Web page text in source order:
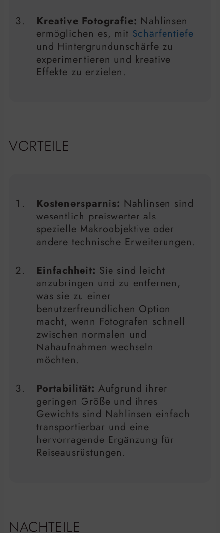
Kreative Fotografie: Nahlinsen
ermöglichen es, mit Schärfentiefe
und Hintergrundunschärfe zu
experimentieren und kreative
Effekte zu erzielen.
VORTEILE
Kostenersparnis: Nahlinsen sind
wesentlich preiswerter als
spezielle Makroobjektive oder
andere technische Erweiterungen.
Einfachheit: Sie sind leicht
anzubringen und zu entfernen,
was sie zu einer
benutzerfreundlichen Option
macht, wenn Fotografen schnell
zwischen normalen und
Nahaufnahmen wechseln
möchten.
Portabilität: Aufgrund ihrer
geringen Größe und ihres
Gewichts sind Nahlinsen einfach
transportierbar und eine
hervorragende Ergänzung für
Reiseausrüstungen.
NACHTEILE